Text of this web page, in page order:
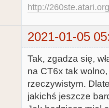
http://260ste.atari.org
2021-01-05
Tak, zgadza się,
na CT6x tak
rzeczywistym.
jakichś jeszcze